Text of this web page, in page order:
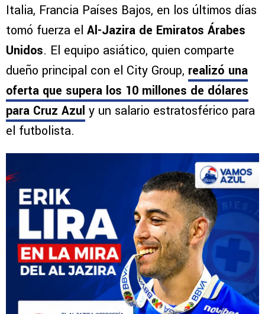
Italia, Francia Países Bajos, en los últimos días
tomó fuerza el Al-Jazira de Emiratos Árabes
Unidos. El equipo asiático, quien comparte
dueño principal con el City Group, realizó una
oferta que supera los 10 millones de dólares
para Cruz Azul y un salario estratosférico para
el futbolista.